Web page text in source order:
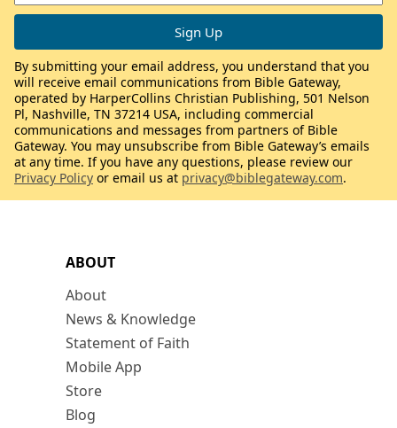
ABOUT
About
News & Knowledge
Statement of Faith
Mobile App
Store
Blog
By submitting your email address, you understand that you
will receive email communications from Bible Gateway,
operated by HarperCollins Christian Publishing, 501 Nelson
Pl, Nashville, TN 37214 USA, including commercial
communications and messages from partners of Bible
Gateway. You may unsubscribe from Bible Gateway’s emails
at any time. If you have any questions, please review our
Privacy Policy or email us at privacy@biblegateway.com.